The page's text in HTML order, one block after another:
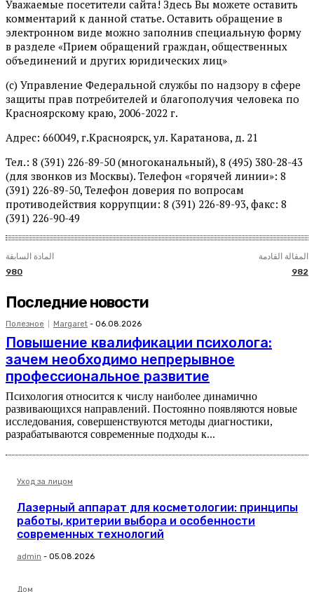
Уважаемые посетители сайта! Здесь Вы можете оставить
комментарий к данной статье. Оставить обращение в
электронном виде можно заполнив специальную форму
в разделе «Прием обращений граждан, общественных
объединений и других юридических лиц»
(c) Управление Федеральной службы по надзору в сфере
защиты прав потребителей и благополучия человека по
Красноярскому краю, 2006-2022 г.
Адрес: 660049, г.Красноярск, ул. Каратанова, д. 21
Тел.: 8 (391) 226-89-50 (многоканальный), 8 (495) 380-28-43
(для звонков из Москвы). Телефон «горячей линии»: 8
(391) 226-89-50, Телефон доверия по вопросам
противодействия коррупции: 8 (391) 226-89-93, факс: 8
(391) 226-90-49
المادة السابقة
980
المقالة القادمة
982
Последние новости
Полезное Margaret - 06.08.2026
Повышение квалификации психолога:
зачем необходимо непрерывное
профессиональное развитие
Психология относится к числу наиболее динамично
развивающихся направлений. Постоянно появляются новые
исследования, совершенствуются методы диагностики,
разрабатываются современные подходы к...
Уход за лицом
Лазерный аппарат для косметологии: принципы
работы, критерии выбора и особенности
современных технологий
admin - 05.08.2026
Дом